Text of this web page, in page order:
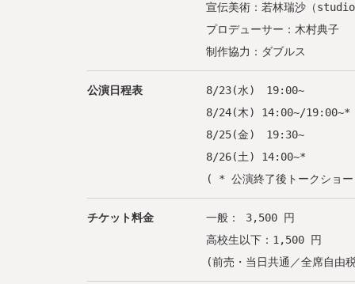
宣伝美術：若林瑞沙（
プロデューサー：木村典子
制作協力：ダブルス
公演日程表
8/23(水) 19:00~
8/24(木) 14:00~/19:00~*
8/25(金) 19:30~
8/26(土) 14:00~*
( * 公演終了後トークショ
チケット料金
一般： 3,500 円
高校生以下：1,500 円
(前売・当日共通／全席自由